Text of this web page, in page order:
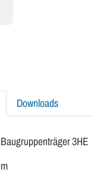
Downloads
3HE